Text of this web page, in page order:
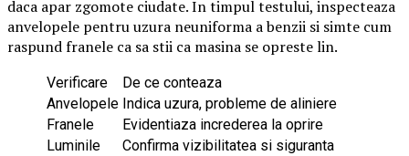
daca apar zgomote ciudate. In timpul testului, inspecteaza
anvelopele pentru uzura neuniforma a benzii si simte cum
raspund franele ca sa stii ca masina se opreste lin.
Verificare
De ce conteaza
Anvelopele Indica uzura, probleme de aliniere
Franele
Evidentiaza increderea la oprire
Luminile
Confirma vizibilitatea si siguranta